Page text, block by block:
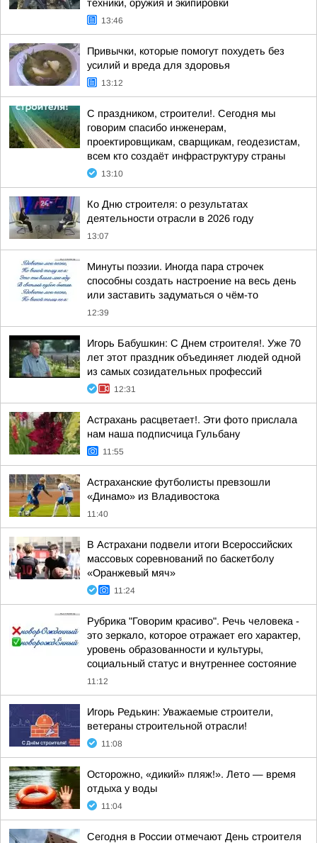
техники, оружия и экипировки
13:46
Привычки, которые помогут похудеть без
усилий и вреда для здоровья
13:12
С праздником, строители!. Сегодня мы
говорим спасибо инженерам,
проектировщикам, сварщикам, геодезистам,
всем кто создаёт инфраструктуру страны
13:10
Ко Дню строителя: о результатах
деятельности отрасли в 2026 году
13:07
Минуты поэзии. Иногда пара строчек
способны создать настроение на весь день
или заставить задуматься о чём-то
12:39
Игорь Бабушкин: С Днем строителя!. Уже 70
лет этот праздник объединяет людей одной
из самых созидательных профессий
12:31
Астрахань расцветает!. Эти фото прислала
нам наша подписчица Гульбану
11:55
Астраханские футболисты превзошли
«Динамо» из Владивостока
11:40
В Астрахани подвели итоги Всероссийских
массовых соревнований по баскетболу
«Оранжевый мяч»
11:24
Рубрика "Говорим красиво". Речь человека -
это зеркало, которое отражает его характер,
уровень образованности и культуры,
социальный статус и внутреннее состояние
11:12
Игорь Редькин: Уважаемые строители,
ветераны строительной отрасли!
11:08
Осторожно, «дикий» пляж!». Лето — время
отдыха у воды
11:04
Сегодня в России отмечают День строителя